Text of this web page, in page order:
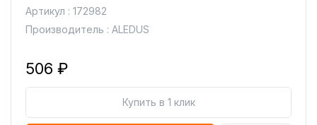
Артикул : 172982
Производитель : ALEDUS
506 ₽
Купить в 1 клик